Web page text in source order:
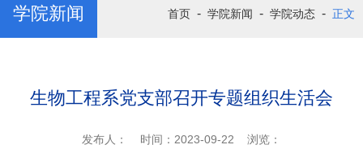
学院新闻 首页 - 学院新闻 - 学院动态 - 正文
生物工程系党支部召开专题组织生活会
发布人： 时间：2023-09-22 浏览：